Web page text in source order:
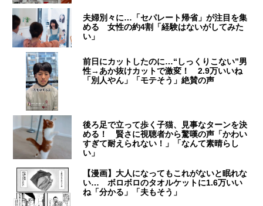
夫婦別々に…「セパレート帰省」が注目を集
める 女性の約4割「経験はないがしてみた
い」
前日にカットしたのに…“しっくりこない”男
性→あか抜けカットで激変！ 2.9万いいね
「別人やん」「モテそう」絶賛の声
後ろ足で立って歩く子猫、見事なターンを決
める！ 賢さに視聴者から驚嘆の声「かわい
すぎて耐えられない！」「なんて素晴らし
い」
【漫画】大人になってもこれがないと眠れな
い… ボロボロのタオルケットに1.6万いい
ね「分かる」「夫もそう」